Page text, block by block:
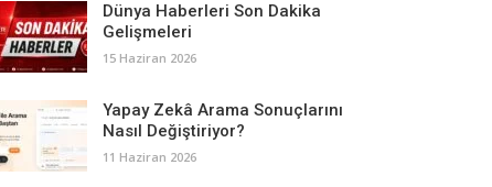
Dünya Haberleri Son Dakika
Gelişmeleri
15 Haziran 2026
Yapay Zekâ Arama Sonuçlarını
Nasıl Değiştiriyor?
11 Haziran 2026